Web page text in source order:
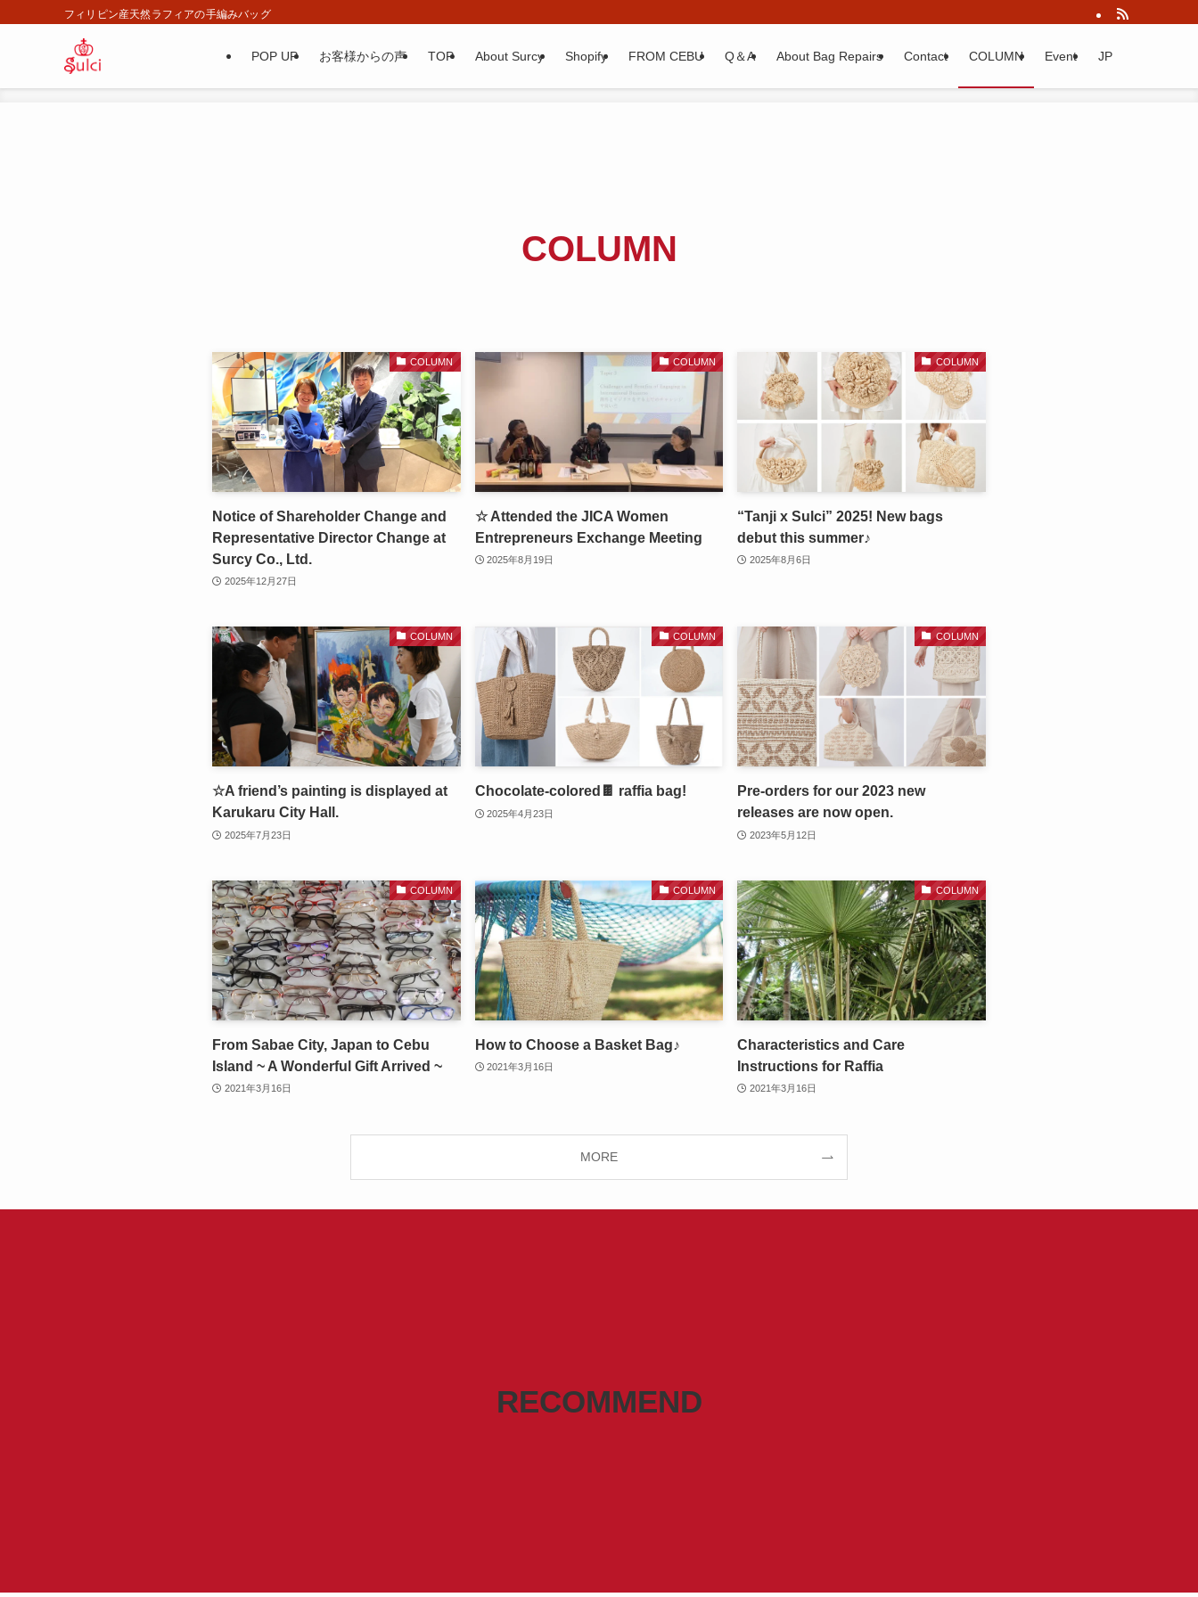
フィリピン産天然ラフィアの手編みバッグ
POP UP お客様からの声 TOP About Surcy Shopify FROM CEBU Q＆A About Bag Repairs Contact COLUMN Event JP
COLUMN
COLUMN
Notice of Shareholder Change and
Representative Director Change at
Surcy Co., Ltd.
2025年12月27日
COLUMN
☆ Attended the JICA Women
Entrepreneurs Exchange Meeting
2025年8月19日
COLUMN
“Tanji x Sulci” 2025! New bags
debut this summer♪
2025年8月6日
COLUMN
☆A friend’s painting is displayed at
Karukaru City Hall.
2025年7月23日
COLUMN
Chocolate-colored🍫 raffia bag!
2025年4月23日
COLUMN
Pre-orders for our 2023 new
releases are now open.
2023年5月12日
COLUMN
From Sabae City, Japan to Cebu
Island ~ A Wonderful Gift Arrived ~
2021年3月16日
COLUMN
How to Choose a Basket Bag♪
2021年3月16日
COLUMN
Characteristics and Care
Instructions for Raffia
2021年3月16日
MORE
RECOMMEND